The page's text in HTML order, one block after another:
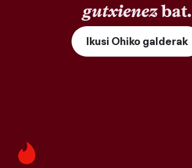
gutxienezbat.
Ikusi Ohiko galderak